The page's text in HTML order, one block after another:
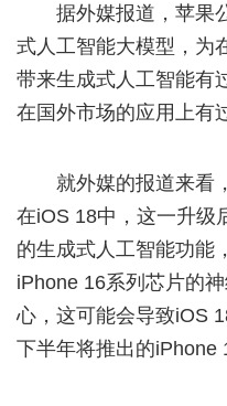
据外媒报道，苹果公
式人工智能大模型，为
带来生成式人工智能有
在国外市场的应用上有
就外媒的报道来看，
在iOS 18中，这一升级
的生成式人工智能功能
iPhone 16系列芯片的
心，这可能会导致iOS
下半年将推出的iPhone